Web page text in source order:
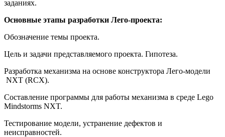
заданиях.
Основные этапы разработки Лего-проекта:
Обозначение темы проекта.
Цель и задачи представляемого проекта. Гипотеза.
Разработка механизма на основе конструктора Лего-модели
NXT (RCX).
Составление программы для работы механизма в среде Lego
Mindstorms NXT.
Тестирование модели, устранение дефектов и
неисправностей.